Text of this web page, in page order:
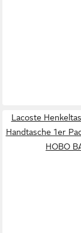
Lacoste
Handtasche 1er
HOBO